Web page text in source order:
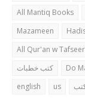
All Mantiq Books
Mazameen
All Qur'an w
کتب خطبات
Do
english
us